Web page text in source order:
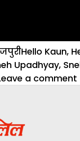
Tags
Hello Kaun,
Upadhyay,
a comment